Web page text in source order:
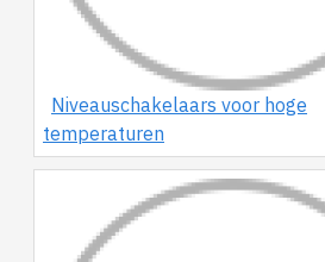
Niveauschakelaars voor hoge
temperaturen